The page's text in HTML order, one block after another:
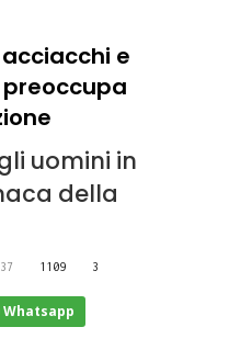
acciacchi e
uomini in
della
1109 3
Whatsapp